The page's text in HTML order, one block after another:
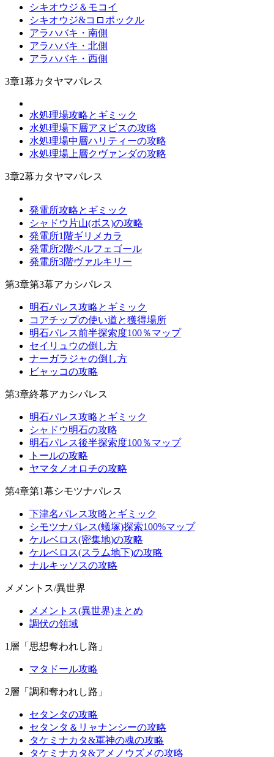
シキオウジ＆モコイ
シキオウジ&コロポックル
アラハバキ・南側
アラハバキ・北側
アラハバキ・西側
3章1幕カタヤマパレス
水処理場攻略とギミック
水処理場下層アヌビスの攻略
水処理場中層ハリティーの攻略
水処理場上層クヴァンダの攻略
3章2幕カタヤマパレス
発電所攻略とギミック
シャドウ片山(ボス)の攻略
発電所1階ギリメカラ
発電所2階ベルフェゴール
発電所3階ヴァルキリー
第3章第3幕アカシパレス
明石パレス攻略とギミック
コアチップの使い道と獲得場所
明石パレス前半探索度100％マップ
セイリュウの倒し方
ナーガラジャの倒し方
ビャッコの攻略
第3章終幕アカシパレス
明石パレス攻略とギミック
シャドウ明石の攻略
明石パレス後半探索度100％マップ
トールの攻略
ヤマタノオロチの攻略
第4章第1幕シモツナパレス
下津名パレス攻略とギミック
シモツナパレス(蟻塚)探索100%マップ
ケルベロス(密集地)の攻略
ケルベロス(スラム地下)の攻略
ナルキッソスの攻略
メメントス/異世界
メメントス(異世界)まとめ
調伏の領域
1層「思想奪われし路」
マタドール攻略
2層「調和奪われし路」
セタンタの攻略
セタンタ＆リャナンシーの攻略
タケミナカタ&軍神の魂の攻略
タケミナカタ&アメノウズメの攻略